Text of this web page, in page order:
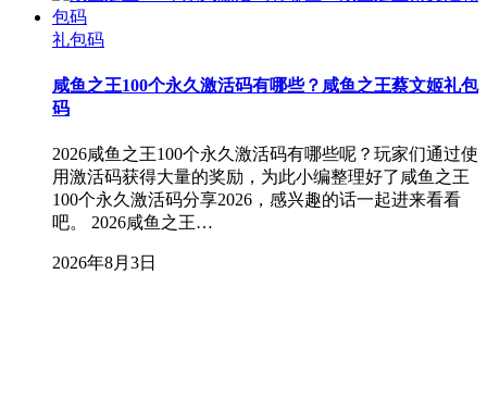
礼包码
咸鱼之王100个永久激活码有哪些？咸鱼之王蔡文姬礼包
码
2026咸鱼之王100个永久激活码有哪些呢？玩家们通过使
用激活码获得大量的奖励，为此小编整理好了咸鱼之王
100个永久激活码分享2026，感兴趣的话一起进来看看
吧。 2026咸鱼之王…
2026年8月3日